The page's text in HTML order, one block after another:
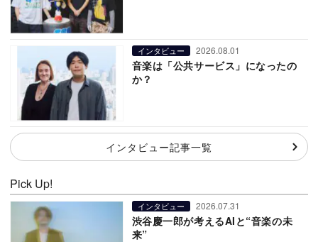
インタビュー 2026.08.01
音楽は「公共サービス」になったの
か？
インタビュー記事一覧
Pick Up!
インタビュー 2026.07.31
渋谷慶一郎が考えるAIと“音楽の未
来”